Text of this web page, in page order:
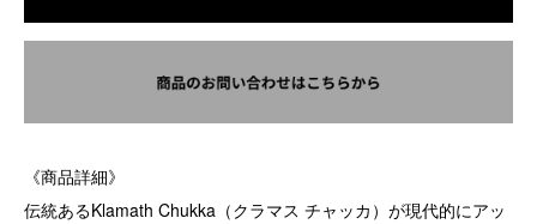
《商品詳細》
伝統あるKlamath Chukka（クラマス チャッカ）が現代的にアッ